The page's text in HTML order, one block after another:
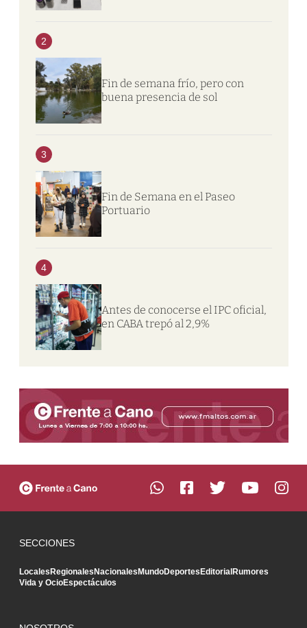
2
Fin de semana frío, pero con
buena presencia de sol
3
Fin de Semana en el Paseo
Portuario
4
Antes de conocerse el IPC oficial,
en CABA trepó al 2,9%
SECCIONES
LocalesRegionalesNacionalesMundoDeportesEditorialRumores
Vida y OcioEspectáculos